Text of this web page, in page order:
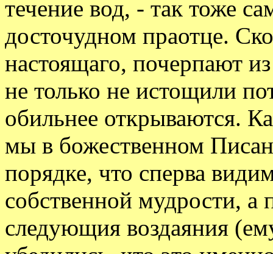
течение вод, - так тоже
досточудном праотце.
настоящаго, почерпают
не только не истощили
обильнее открываются.
мы в божественном
порядке, что сперва
собственной мудрости, а
следующия воздаяния